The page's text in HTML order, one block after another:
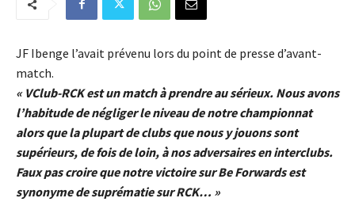
JF Ibenge l’avait prévenu lors du point de presse d’avant-
match.
« VClub-RCK est un match à prendre au sérieux. Nous avons
l’habitude de négliger le niveau de notre championnat
alors que la plupart de clubs que nous y jouons sont
supérieurs, de fois de loin, à nos adversaires en interclubs.
Faux pas croire que notre victoire sur Be Forwards est
synonyme de suprématie sur RCK… »